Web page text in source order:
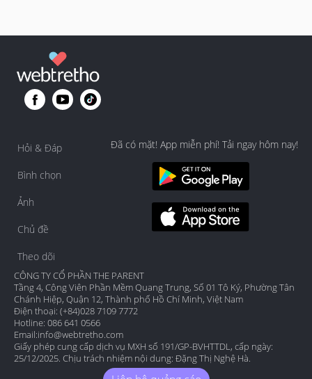
Hỏi & Đáp
Bình chọn
Ảnh
Chủ đề
Theo dõi
Đã có mặt! App miễn phí! Tải ngay hôm nay!
CÔNG TY CỔ PHẦN THE PARENT
Tầng 4, Công Viên Phần Mềm Quang Trung, Số 01 Tô Ký, Phường Tân
Chánh Hiệp, Quận 12, Thành phố Hồ Chí Minh, Việt Nam
Điện thoại: (+84)028 7109 7772
Hotline: 086 641 0566
Email:info@webtretho.com
Giấy phép cung cấp dịch vụ MXH số 191/GP-BVHTTDL, cấp ngày:
25/12/2025. Chịu trách nhiệm nội dung: Đặng Thị Nghệ Hà.